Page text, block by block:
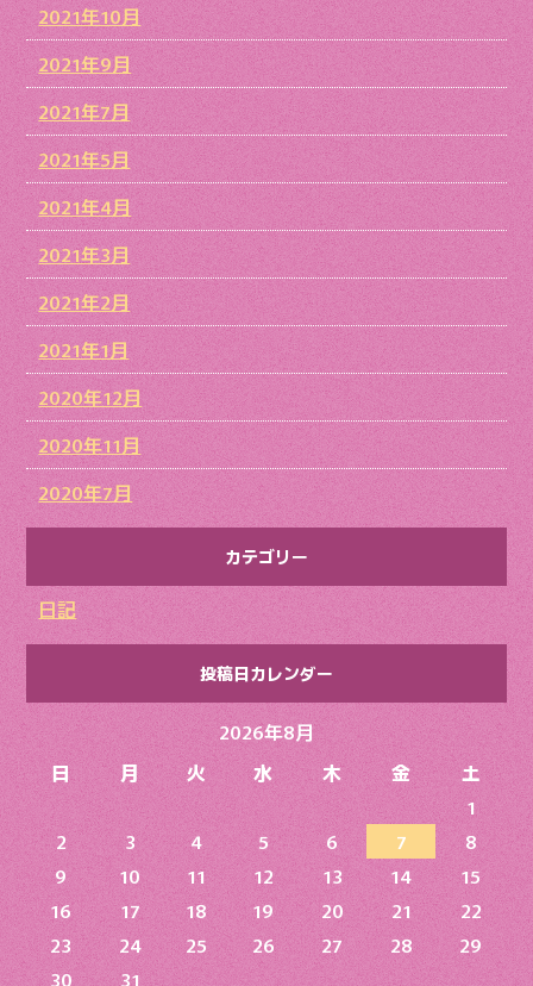
2021年10月
2021年9月
2021年7月
2021年5月
2021年4月
2021年3月
2021年2月
2021年1月
2020年12月
2020年11月
2020年7月
カテゴリー
日記
投稿日カレンダー
2026年8月
日
月 火 水 木 金
土
1
2
3 4 5 6 7
8
9
10 11 12 13 14
15
16
17 18 19 20 21
22
23
24 25 26 27 28
29
30
31